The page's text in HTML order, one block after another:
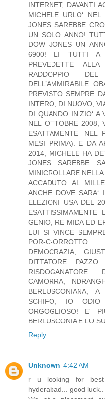
INTERNET, DAVANTI
MICHELE URLO‘
JONES SAREBBE
UN SOLO ANNO!
DOW JONES UN
6900! LI TUTTI A
PREVEDETTE
RADDOPPIO
DELL’AMMIRABILE
PREVISTO SEMPRE
INTERO, DI NUOVO,
DI QUANDO INIZIO‘ A
NEL OTTOBRE 2008,
ESATTAMENTE, NEL
MESI PRIMA). E DA
2014, MICHELE HA
JONES SAREBBE
MINICROLLARE
ACCADUTO AL
ANCHE DOVE SARA‘
ELEZIONI USA DEL
GENIO, RE MIDA ED
LUI SI VINCE
POR-C-ORROTTO
DEMOCRAZIA,
DITTATORE
RISDOGANATORE
CAMORRA,
BERLUSCONIANA,
SCHIFO, IO
ORGOGLIOSO! E'
BERLUSCONIA E LO
Reply
Unknown 4:42 AM
r u looking for best
hyderabad... good luck..